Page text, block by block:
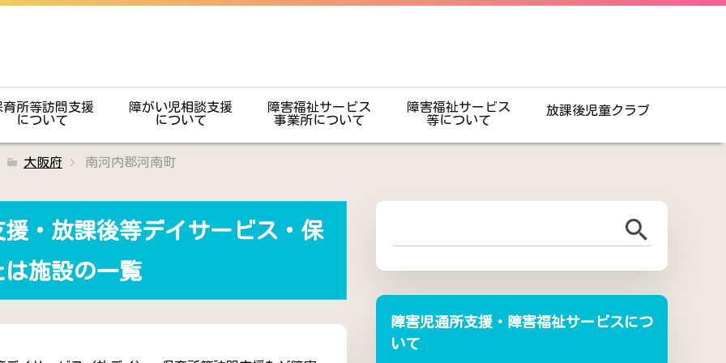
育所等訪問支援
について
障がい児相談支援
について
障害福祉サービス
事業所について
障害福祉サービス
等について
放課後児童クラブ
大阪府 南河内郡河南町
・放課後等デイサービス・保
施設の一覧
障害児通所支援・障害福祉サービスにつ
いて